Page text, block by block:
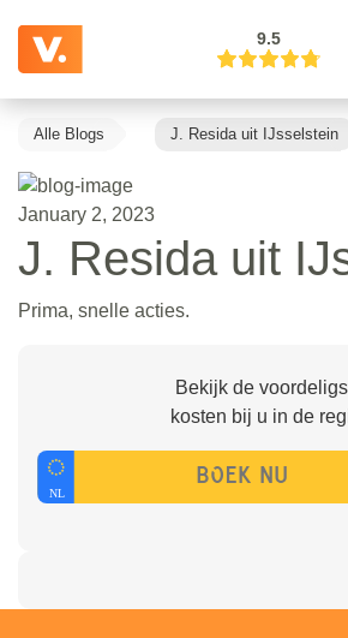
9.5
Alle Blogs J. Resida uit IJsselstein
January 2, 2023
J. Resida uit
Prima, snelle acties.
Bekijk de
kosten bij u in de